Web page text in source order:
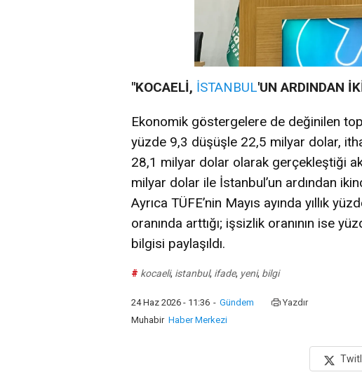
"KOCAELİ, İSTANBUL'UN ARDINDAN
Ekonomik göstergelere de değinilen
yüzde 9,3 düşüşle 22,5 milyar dolar,
28,1 milyar dolar olarak gerçekleştiği
milyar dolar ile İstanbul’un ardından
Ayrıca TÜFE’nin Mayıs ayında yıllık
oranında arttığı; işsizlik oranının ise
bilgisi paylaşıldı.
# kocaeli, istanbul, ifade, yeni, bilgi
24 Haz 2026 - 11:36 - Gündem
Yazdır
Muhabir Haber Merkezi